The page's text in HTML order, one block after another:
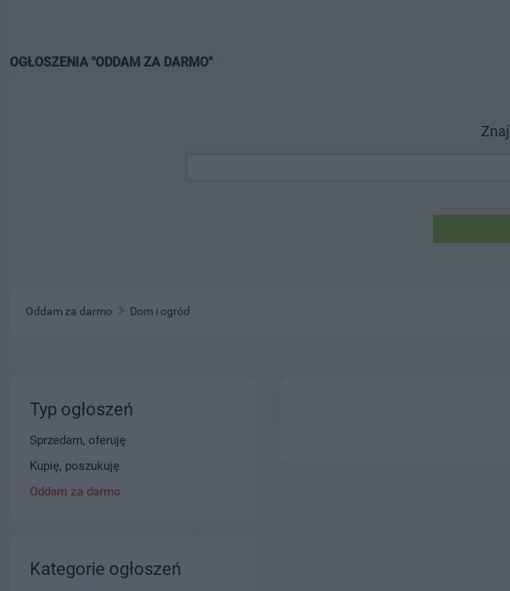
OGŁOSZENIA "ODDAM ZA DARMO"
Oddam za darmo Dom i ogród
Typ ogłoszeń
Sprzedam, oferuję
Kupię, poszukuję
Oddam za darmo
Kategorie ogłoszeń